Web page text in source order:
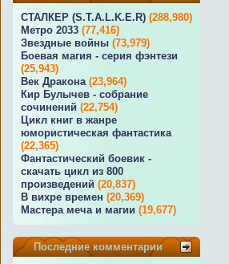
СТАЛКЕР (S.T.A.L.K.E.R) (288,980)
Метро 2033 (77,416)
Звездные войны (73,979)
Боевая магия - серия фэнтези
(25,943)
Век Дракона (23,964)
Кир Булычев - собрание
сочинений (22,754)
Цикл книг в жанре
юмористическая фантастика
(22,365)
Фантастический боевик -
скачать цикл из 800
произведений (20,837)
В вихре времен (20,369)
Мастера меча и магии (19,677)
Последние комментарии